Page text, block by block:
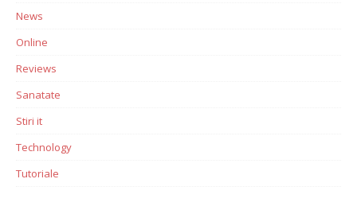
News
Online
Reviews
Sanatate
Stiri it
Technology
Tutoriale